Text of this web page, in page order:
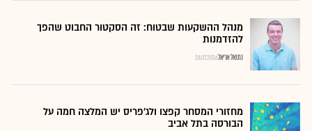
מנהל ההשקעות שבטוח: זה הסקטור החבוט שהפך
להזדמנות
28.07.2026נתנאל אריאל
מחזורי המסחר קפצו ולג'פריס יש המלצה חמה על
הבורסה בתל אביב